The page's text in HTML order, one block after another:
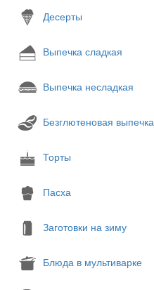
Десерты
Выпечка сладкая
Выпечка несладкая
Безглютеновая выпечка
Торты
Пасха
Заготовки на зиму
Блюда в мультиварке